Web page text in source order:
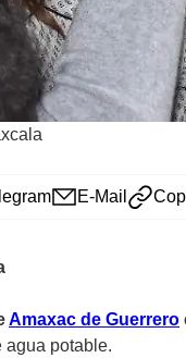
E-Mail
Amaxac de Guerrero
agua potable.